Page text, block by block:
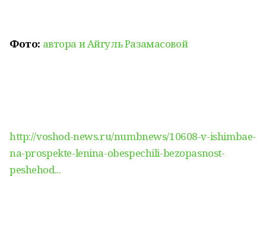
Фото: автора и Айгуль Разамасовой
http://voshod-news.ru/numbnews/10608-v-ishimbae-
na-prospekte-lenina-obespechili-bezopasnost-
peshehod...